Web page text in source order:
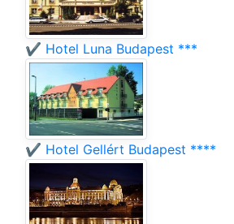
✔️ Hotel Luna Budapest ***
✔️ Hotel Gellért Budapest ****